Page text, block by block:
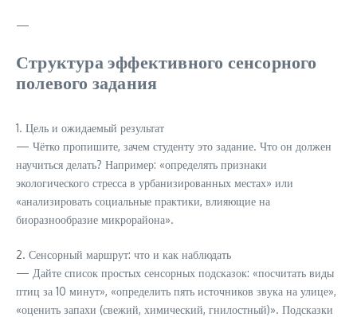
—
Структура эффективного сенсорного
полевого задания
1. Цель и ожидаемый результат
— Чётко пропишите, зачем студенту это задание. Что он должен
научиться делать? Например: «определять признаки
экологического стресса в урбанизированных местах» или
«анализировать социальные практики, влияющие на
биоразнообразие микрорайона».
2. Сенсорный маршрут: что и как наблюдать
— Дайте список простых сенсорных подсказок: «посчитать виды
птиц за 10 минут», «определить пять источников звука на улице»,
«оценить запахи (свежий, химический, гнилостный)». Подсказки